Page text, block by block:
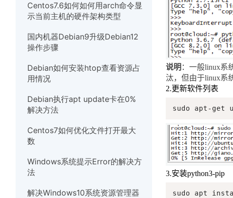
运维指南
系统
网络
硬件
Centos7.6如何如何用arch命令显
示当前主机的硬件架构类型
国内机器Debian9升级Debian12
操作步骤
Debian如何安装htop查看资源占
用情况
Debian执行apt update卡在0%
解决方法
Centos7如何优化文件打开最大
数
Windows系统提示Error的解决方
法
解决Windows10系统资源管理器
说明 ：一般linux系
汰，但由于linux系
2.更新软件列表
sudo apt-get
3.安装python3-pip
sudo apt